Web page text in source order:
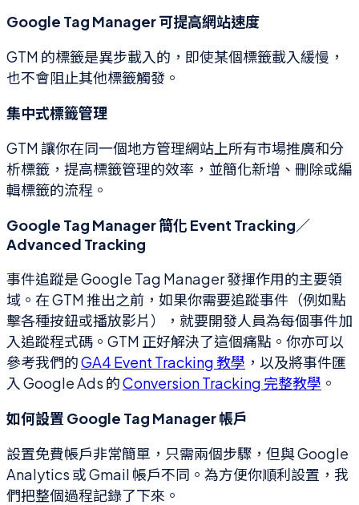
Google Tag Manager 可提高網站速度
GTM 的標籤是異步載入的，即使某個標籤載入緩慢，
也不會阻止其他標籤觸發。
集中式標籤管理
GTM 讓你在同一個地方管理網站上所有市場推廣和分
析標籤，提高標籤管理的效率，並簡化新增、刪除或編
輯標籤的流程。
Google Tag Manager 簡化 Event Tracking／
Advanced Tracking
事件追蹤是 Google Tag Manager 發揮作用的主要領
域。在 GTM 推出之前，如果你需要追蹤事件（例如點
擊各種按鈕或播放影片），就要開發人員為每個事件加
入追蹤程式碼。GTM 正好解決了這個痛點。你亦可以
參考我們的GA4 Event Tracking 教學 ，以及將事件匯
入 Google Ads 的Conversion Tracking 完整教學 。
如何設置 Google Tag Manager 帳戶
設置免費帳戶非常簡單，只需兩個步驟，但與 Google
Analytics 或 Gmail 帳戶不同。為方便你順利設置，我
們把整個過程記錄了下來。